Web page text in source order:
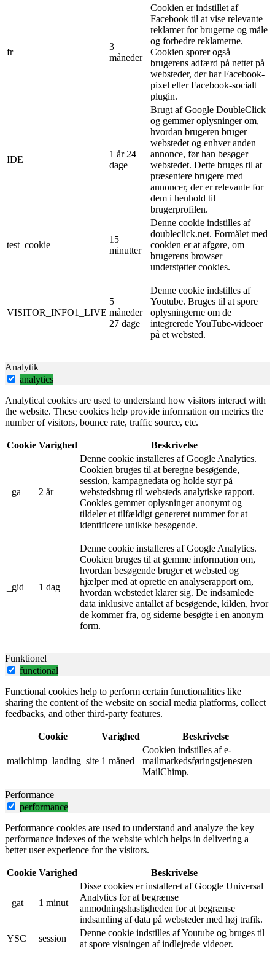
fr
3
måneder
Cookien er indstillet af
Facebook til at vise relevante
reklamer for brugerne og måle
og forbedre reklamerne.
Cookien sporer også
brugerens adfærd på nettet på
websteder, der har Facebook-
pixel eller Facebook-socialt
plugin.
IDE
1 år 24
dage
Brugt af Google DoubleClick
og gemmer oplysninger om,
hvordan brugeren bruger
webstedet og enhver anden
annonce, før han besøger
webstedet. Dette bruges til at
præsentere brugere med
annoncer, der er relevante for
dem i henhold til
brugerprofilen.
test_cookie
15
minutter
Denne cookie indstilles af
doubleclick.net. Formålet med
cookien er at afgøre, om
brugerens browser
understøtter cookies.
VISITOR_INFO1_LIVE
5
måneder
27 dage
Denne cookie indstilles af
Youtube. Bruges til at spore
oplysningerne om de
integrerede YouTube-videoer
på et websted.
Analytik
analytics
Analytical cookies are used to understand how visitors interact with
the website. These cookies help provide information on metrics the
number of visitors, bounce rate, traffic source, etc.
Cookie Varighed Beskrivelse
_ga 2 år
Denne cookie installeres af Google Analytics.
Cookien bruges til at beregne besøgende,
session, kampagnedata og holde styr på
webstedsbrug til websteds analytiske rapport.
Cookies gemmer oplysninger anonymt og
tildeler et tilfældigt genereret nummer for at
identificere unikke besøgende.
_gid 1 dag
Denne cookie installeres af Google Analytics.
Cookien bruges til at gemme information om,
hvordan besøgende bruger et websted og
hjælper med at oprette en analyserapport om,
hvordan webstedet klarer sig. De indsamlede
data inklusive antallet af besøgende, kilden, hvor
de kommer fra, og siderne besøgte i en anonym
form.
Funktionel
functional
Functional cookies help to perform certain functionalities like
sharing the content of the website on social media platforms, collect
feedbacks, and other third-party features.
Cookie Varighed Beskrivelse
mailchimp_landing_site 1 måned
Cookien indstilles af e-
mailmarkedsføringstjenesten
MailChimp.
Performance
performance
Performance cookies are used to understand and analyze the key
performance indexes of the website which helps in delivering a
better user experience for the visitors.
Cookie Varighed Beskrivelse
_gat 1 minut
Disse cookies er installeret af Google Universal
Analytics for at begrænse
anmodningshastigheden for at begrænse
indsamling af data på websteder med høj trafik.
YSC
session
Denne cookie indstilles af Youtube og bruges til
at spore visningen af ​​indlejrede videoer.